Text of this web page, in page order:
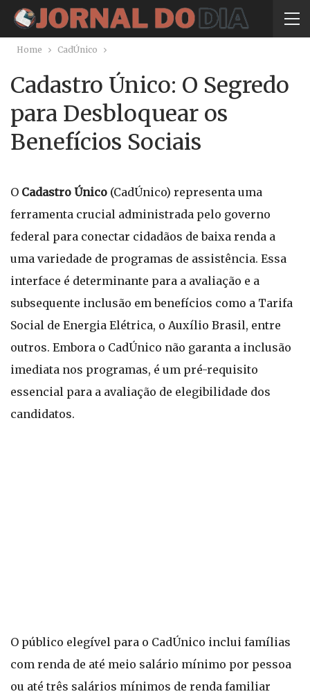
Home CadÚnico
Cadastro Único: O Segredo
para Desbloquear os
Benefícios Sociais
O Cadastro Único (CadÚnico) representa uma
ferramenta crucial administrada pelo governo
federal para conectar cidadãos de baixa renda a
uma variedade de programas de assistência. Essa
interface é determinante para a avaliação e a
subsequente inclusão em benefícios como a Tarifa
Social de Energia Elétrica, o Auxílio Brasil, entre
outros. Embora o CadÚnico não garanta a inclusão
imediata nos programas, é um pré-requisito
essencial para a avaliação de elegibilidade dos
candidatos.
O público elegível para o CadÚnico inclui famílias
com renda de até meio salário mínimo por pessoa
ou até três salários mínimos de renda familiar